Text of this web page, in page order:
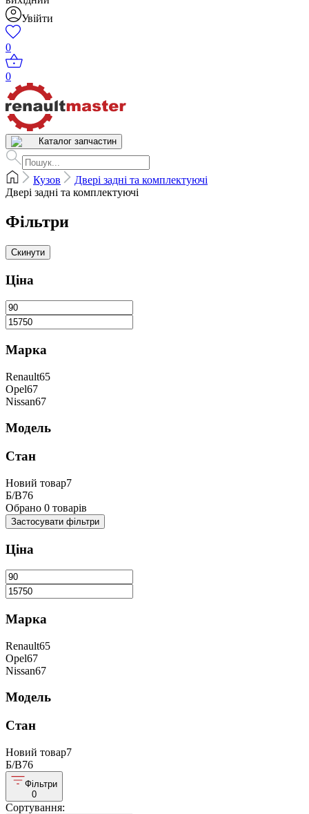
Увійти
0
0
Каталог запчастин
Кузов
Двері задні та комплектуючі
Двері задні та комплектуючі
Фільтри
Скинути
Ціна
Марка
Renault65
Opel67
Nissan67
Модель
Стан
Новий товар7
Б/В76
Обрано 0 товарів
Застосувати фільтри
Ціна
Марка
Renault65
Opel67
Nissan67
Модель
Стан
Новий товар7
Б/В76
Фільтри
0
Сортування: